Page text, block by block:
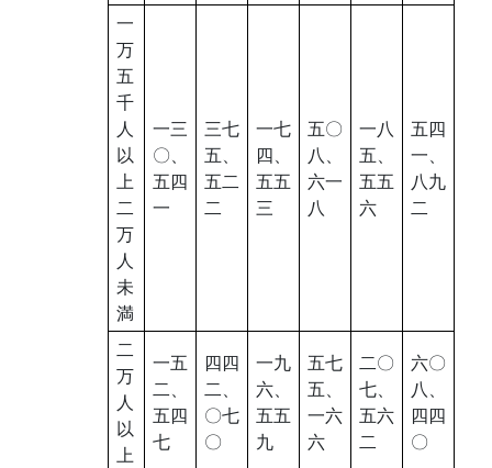
一
万
五
千
人
以
上
二
万
人
未
満
一三
〇、
五四
一
三七
五、
五二
二
一七
四、
五五
三
五〇
八、
六一
八
一八
五、
五五
六
五四
一、
八九
二
二
万
人
以
上
一五
二、
五四
七
四四
二、
〇七
〇
一九
六、
五五
九
五七
五、
一六
六
二〇
七、
五六
二
六〇
八、
四四
〇